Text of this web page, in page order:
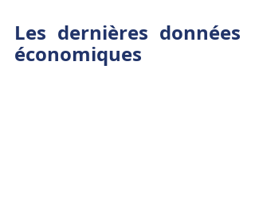
Les dernières données
économiques